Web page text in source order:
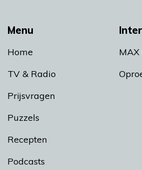
Menu
Home
TV & Radio
Prijsvragen
Puzzels
Recepten
Podcasts
MAX